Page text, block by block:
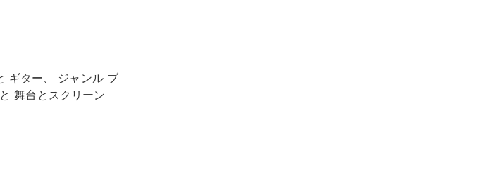
ギター、 ジャンル ブ
舞台とスクリーン